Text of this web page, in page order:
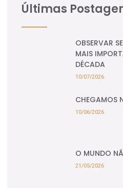
Últimas
OBSERVAR
MAIS
DÉCADA
10/07/2026
CHEGAMOS
10/06/2026
O MUNDO
21/05/2026